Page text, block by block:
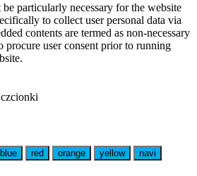
particularly necessary for the website
to collect user personal data via
contents are termed as non-necessary
procure user consent prior to running
blue red orange yellow
navi